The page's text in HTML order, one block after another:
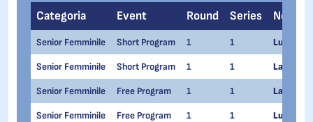
Categoria Event Round Series Nome
Senior Femminile Short Program 1 1 Lucrezia
Senior Femminile Short Program 1 1 Lara
Senior Femminile Free Program 1 1 Lara
Senior Femminile Free Program 1 1 Lucrezia